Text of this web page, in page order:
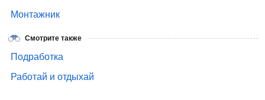
Монтажник
Смотрите также
Подработка
Работай и отдыхай